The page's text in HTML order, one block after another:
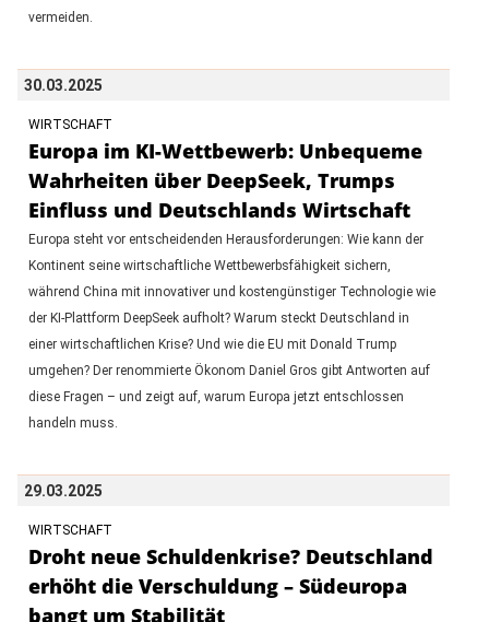
vermeiden.
30.03.2025
WIRTSCHAFT
Europa im KI-Wettbewerb: Unbequeme
Wahrheiten über DeepSeek, Trumps
Einfluss und Deutschlands Wirtschaft
Europa steht vor entscheidenden Herausforderungen: Wie kann der
Kontinent seine wirtschaftliche Wettbewerbsfähigkeit sichern,
während China mit innovativer und kostengünstiger Technologie wie
der KI-Plattform DeepSeek aufholt? Warum steckt Deutschland in
einer wirtschaftlichen Krise? Und wie die EU mit Donald Trump
umgehen? Der renommierte Ökonom Daniel Gros gibt Antworten auf
diese Fragen – und zeigt auf, warum Europa jetzt entschlossen
handeln muss.
29.03.2025
WIRTSCHAFT
Droht neue Schuldenkrise? Deutschland
erhöht die Verschuldung – Südeuropa
bangt um Stabilität